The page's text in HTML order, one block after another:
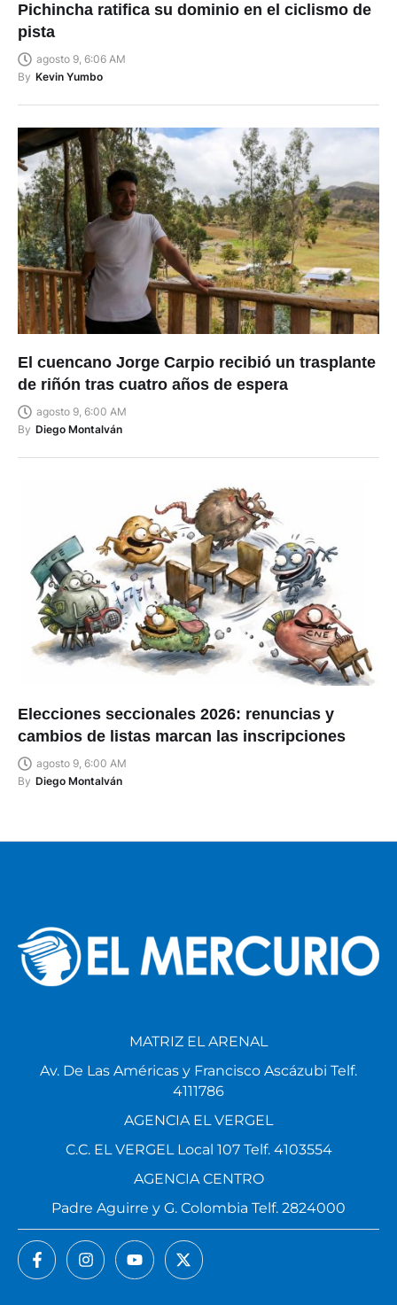
Pichincha ratifica su dominio en el ciclismo de
pista
agosto 9, 6:06 AM
By Kevin Yumbo
El cuencano Jorge Carpio recibió un trasplante
de riñón tras cuatro años de espera
agosto 9, 6:00 AM
By Diego Montalván
Elecciones seccionales 2026: renuncias y
cambios de listas marcan las inscripciones
agosto 9, 6:00 AM
By Diego Montalván
MATRIZ EL ARENAL
Av. De Las Américas y Francisco Ascázubi Telf.
4111786
AGENCIA EL VERGEL
C.C. EL VERGEL Local 107 Telf. 4103554
AGENCIA CENTRO
Padre Aguirre y G. Colombia Telf. 2824000